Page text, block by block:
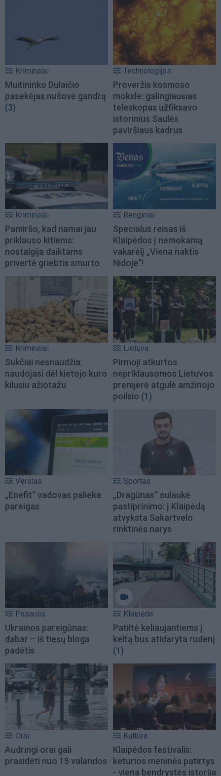
Kriminalai
Muitininko Dulaičio
pasekėjas nušovė gandrą
(3)
Technologijos
Proveržis kosmoso
moksle: galingiausias
teleskopas užfiksavo
istorinius Saulės
paviršiaus kadrus
Kriminalai
Pamiršo, kad namai jau
priklauso kitiems:
nostalgija daiktams
privertė griebtis smurto
Renginiai
Specialus reisas iš
Klaipėdos į nemokamą
vakarėlį „Viena naktis
Nidoje“!
Kriminalai
Sukčiai nesnaudžia:
naudojasi dėl kietojo kuro
kilusiu ažiotažu
Lietuva
Pirmoji atkurtos
nepriklausomos Lietuvos
premjerė atgulė amžinojo
poilsio (1)
Verslas
„Enefit“ vadovas palieka
pareigas
Sportas
„Dragūnas“ sulaukė
pastiprinimo: į Klaipėdą
atvyksta Sakartvelo
rinktinės narys
Pasaulis
Ukrainos pareigūnas:
dabar – iš tiesų bloga
padėtis
Klaipėda
Patiltė keliaujantiems į
keltą bus atidaryta rudenį
(1)
Orai
Audringi orai gali
prasidėti nuo 15 valandos
Kultūra
Klaipėdos festivalis:
keturios meninės patirtys
- viena bendrystės istorija